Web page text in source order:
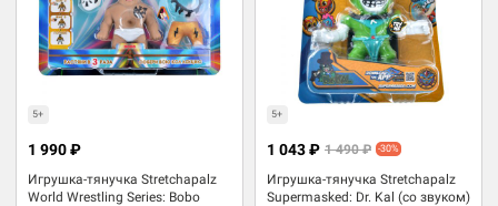
5+
Игрушка-тянучка Stretchapalz
World Wrestling Series: Bobo
1 990 ₽
5+
Игрушка-тянучка Stretchapalz
Supermasked: Dr. Kal (со звуком)
1 043 ₽ 1 490 ₽ -30%